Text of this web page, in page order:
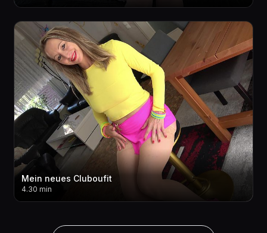
Mein neues Cluboufit
4.30 min